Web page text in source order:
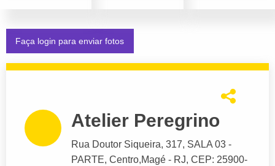
Faça login para enviar fotos
Atelier Peregrino
Rua Doutor Siqueira, 317, SALA 03 -
PARTE, Centro,Magé - RJ, CEP: 25900-